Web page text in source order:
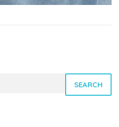
SEARCH